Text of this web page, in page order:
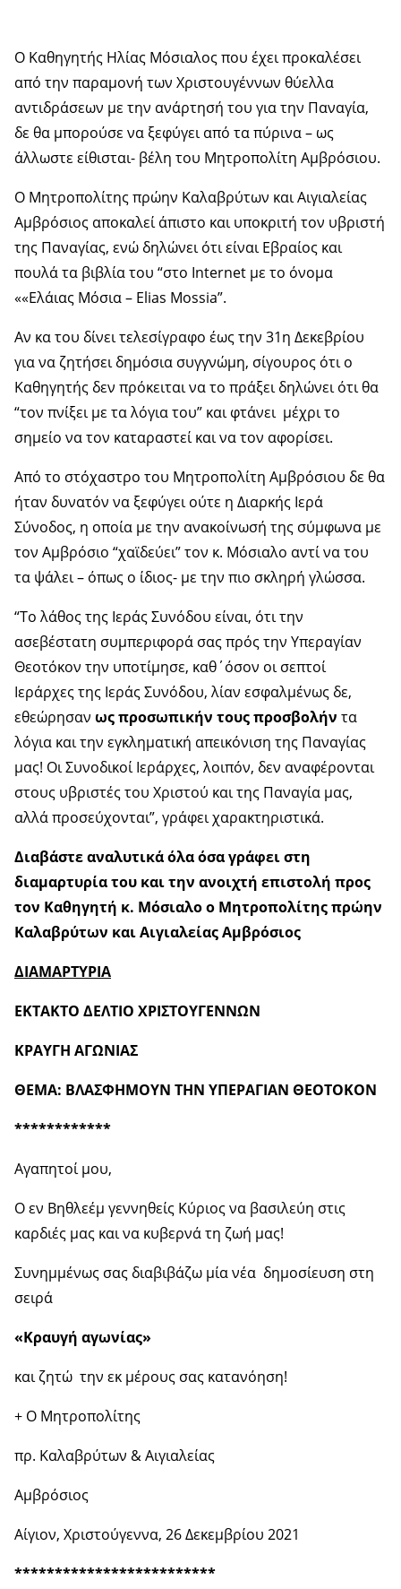
Ο Καθηγητής Ηλίας Μόσιαλος που έχει προκαλέσει
από την παραμονή των Χριστουγέννων θύελλα
αντιδράσεων με την ανάρτησή του για την Παναγία,
δε θα μπορούσε να ξεφύγει από τα πύρινα – ως
άλλωστε είθισται- βέλη του Μητροπολίτη Αμβρόσιου.
Ο Μητροπολίτης πρώην Καλαβρύτων και Αιγιαλείας
Αμβρόσιος αποκαλεί άπιστο και υποκριτή τον υβριστή
της Παναγίας, ενώ δηλώνει ότι είναι Εβραίος και
πουλά τα βιβλία του “στο Ιnternet με το όνομα
««Ελάιας Μόσια – Elias Mossia”.
Αν κα του δίνει τελεσίγραφο έως την 31η Δεκεβρίου
για να ζητήσει δημόσια συγγνώμη, σίγουρος ότι ο
Καθηγητής δεν πρόκειται να το πράξει δηλώνει ότι θα
“τον πνίξει με τα λόγια του” και φτάνει μέχρι το
σημείο να τον καταραστεί και να τον αφορίσει.
Από το στόχαστρο του Μητροπολίτη Αμβρόσιου δε θα
ήταν δυνατόν να ξεφύγει ούτε η Διαρκής Ιερά
Σύνοδος, η οποία με την ανακοίνωσή της σύμφωνα με
τον Αμβρόσιο “χαϊδεύει” τον κ. Μόσιαλο αντί να του
τα ψάλει – όπως ο ίδιος- με την πιο σκληρή γλώσσα.
“Το λάθος της Ιεράς Συνόδου είναι, ότι την
ασεβέστατη συμπεριφορά σας πρός την Υπεραγίαν
Θεοτόκον την υποτίμησε, καθ΄όσον οι σεπτοί
Ιεράρχες της Ιεράς Συνόδου, λίαν εσφαλμένως δε,
εθεώρησαν ως προσωπικήν τους προσβολήν τα
λόγια και την εγκληματική απεικόνιση της Παναγίας
μας! Οι Συνοδικοί Ιεράρχες, λοιπόν, δεν αναφέρονται
στους υβριστές του Χριστού και της Παναγία μας,
αλλά προσεύχονται”, γράφει χαρακτηριστικά.
Διαβάστε αναλυτικά όλα όσα γράφει στη
διαμαρτυρία του και την ανοιχτή επιστολή προς
τον Καθηγητή κ. Μόσιαλο ο Μητροπολίτης πρώην
Καλαβρύτων και Αιγιαλείας Αμβρόσιος
ΔΙΑΜΑΡΤΥΡΙΑ
ΕΚΤΑΚΤΟ ΔΕΛΤΙΟ ΧΡΙΣΤΟΥΓΕΝΝΩΝ
ΚΡΑΥΓΗ ΑΓΩΝΙΑΣ
ΘΕΜΑ: ΒΛΑΣΦΗΜΟΥΝ ΤΗΝ ΥΠΕΡΑΓΙΑΝ ΘΕΟΤΟΚΟΝ
************
Αγαπητοί μου,
Ο εν Βηθλεέμ γεννηθείς Κύριος να βασιλεύη στις
καρδιές μας και να κυβερνά τη ζωή μας!
Συνημμένως σας διαβιβάζω μία νέα δημοσίευση στη
σειρά
«Κραυγή αγωνίας»
και ζητώ την εκ μέρους σας κατανόηση!
+ Ο Μητροπολίτης
πρ. Καλαβρύτων & Αιγιαλείας
Αμβρόσιος
Αίγιον, Χριστούγεννα, 26 Δεκεμβρίου 2021
*************************